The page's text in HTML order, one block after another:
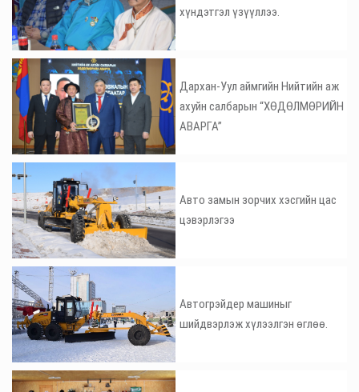
хүндэтгэл үзүүллээ.
Дархан-Уул аймгийн Нийтийн аж
ахуйн салбарын “ХӨДӨЛМӨРИЙН
АВАРГА”
Авто замын зорчих хэсгийн цас
цэвэрлэгээ
Автогрэйдер машиныг
шийдвэрлэж хүлээлгэн өглөө.